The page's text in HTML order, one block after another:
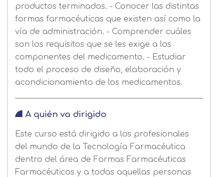
productos terminados. - Conocer las distintas
formas farmacéuticas que existen así como la
vía de administración. - Comprender cuáles
son los requisitos que se les exige a los
componentes del medicamento. - Estudiar
todo el proceso de diseño, elaboración y
acondicionamiento de los medicamentos.
A quién va dirigido
Este curso está dirigido a los profesionales
del mundo de la Tecnología Farmacéutica
dentro del área de Formas Farmacéuticas
Farmacéuticos y a todas aquellas personas